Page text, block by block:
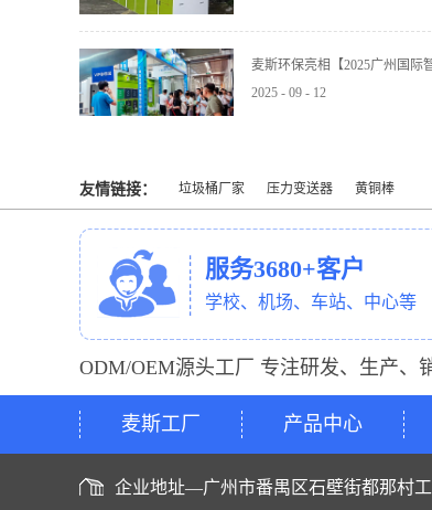
麦斯环保亮相【2025广州国际
2025 - 09 - 12
友情链接： 垃圾桶厂家 压力变送器 黄铜棒
服务3680+客户
学校、机场、车站、中心等
ODM/OEM源头工厂 专注研发、生产
麦斯工厂 产品中心
企业地址—广州市番禺区石壁街都那村